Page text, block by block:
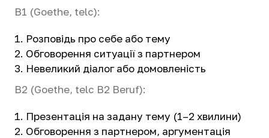
B1 (Goethe, telc):
Розповідь про себе або тему
Обговорення ситуації з партнером
Невеликий діалог або домовленість
B2 (Goethe, telc B2 Beruf):
Презентація на задану тему (1–2 хвилини)
Обговорення з партнером, аргументація